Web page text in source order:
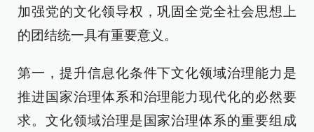
加强党的文化领导权，巩固全党全社会思想上
的团结统一具有重要意义。
第一，提升信息化条件下文化领域治理能力是
推进国家治理体系和治理能力现代化的必然要
求。文化领域治理是国家治理体系的重要组成